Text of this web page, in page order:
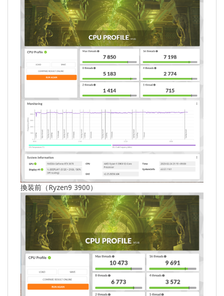
換装前（Ryzen9 3900）